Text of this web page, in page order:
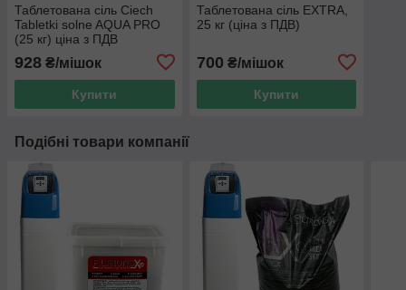
Таблетована сіль Сiech
Tabletki solne AQUA PRO
(25 кг) ціна з ПДВ
928 ₴/мішок
Купити
Таблетована сіль EXTRA,
25 кг (ціна з ПДВ)
700 ₴/мішок
Купити
Подібні товари компанії